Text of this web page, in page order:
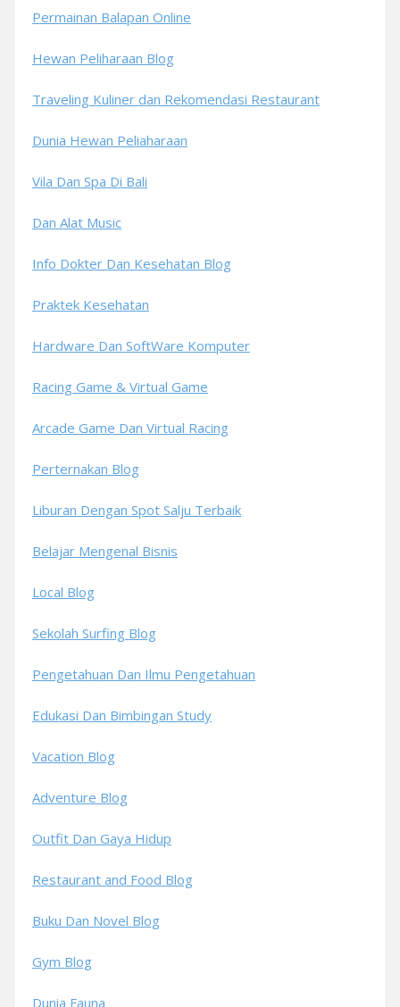
Permainan Balapan Online
Hewan Peliharaan Blog
Traveling Kuliner dan Rekomendasi Restaurant
Dunia Hewan Peliaharaan
Vila Dan Spa Di Bali
Dan Alat Music
Info Dokter Dan Kesehatan Blog
Praktek Kesehatan
Hardware Dan SoftWare Komputer
Racing Game & Virtual Game
Arcade Game Dan Virtual Racing
Perternakan Blog
Liburan Dengan Spot Salju Terbaik
Belajar Mengenal Bisnis
Local Blog
Sekolah Surfing Blog
Pengetahuan Dan Ilmu Pengetahuan
Edukasi Dan Bimbingan Study
Vacation Blog
Adventure Blog
Outfit Dan Gaya Hidup
Restaurant and Food Blog
Buku Dan Novel Blog
Gym Blog
Dunia Fauna